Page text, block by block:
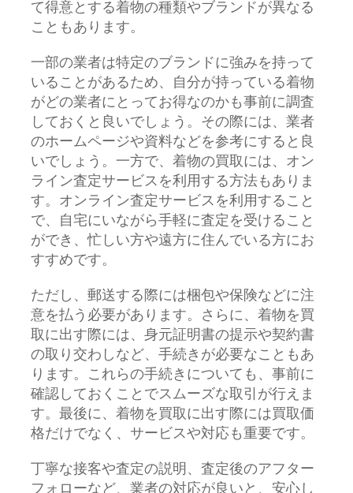
て得意とする着物の種類やブランドが異なる
こともあります。
一部の業者は特定のブランドに強みを持って
いることがあるため、自分が持っている着物
がどの業者にとってお得なのかも事前に調査
しておくと良いでしょう。その際には、業者
のホームページや資料などを参考にすると良
いでしょう。一方で、着物の買取には、オン
ライン査定サービスを利用する方法もありま
す。オンライン査定サービスを利用すること
で、自宅にいながら手軽に査定を受けること
ができ、忙しい方や遠方に住んでいる方にお
すすめです。
ただし、郵送する際には梱包や保険などに注
意を払う必要があります。さらに、着物を買
取に出す際には、身元証明書の提示や契約書
の取り交わしなど、手続きが必要なこともあ
ります。これらの手続きについても、事前に
確認しておくことでスムーズな取引が行えま
す。最後に、着物を買取に出す際には買取価
格だけでなく、サービスや対応も重要です。
丁寧な接客や査定の説明、査定後のアフター